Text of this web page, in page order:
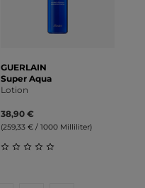
GUERLAIN
Super Aqua
Lotion
38,90 €
(259,33 € / 1000 Milliliter)